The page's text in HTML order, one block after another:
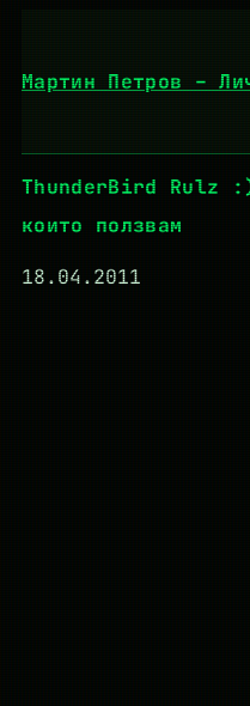
Мартин Петров –
ThunderBird Rulz
които ползвам
18.04.2011